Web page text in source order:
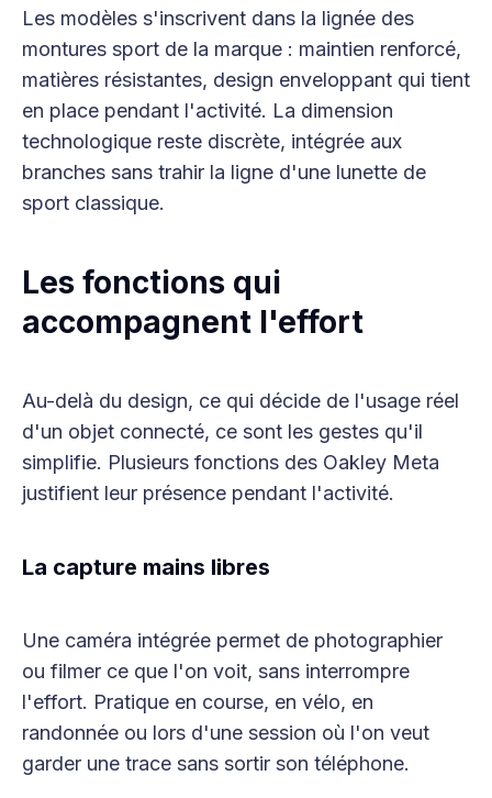
Les modèles s'inscrivent dans la lignée des
montures sport de la marque : maintien renforcé,
matières résistantes, design enveloppant qui tient
en place pendant l'activité. La dimension
technologique reste discrète, intégrée aux
branches sans trahir la ligne d'une lunette de
sport classique.
Les fonctions qui
accompagnent l'effort
Au-delà du design, ce qui décide de l'usage réel
d'un objet connecté, ce sont les gestes qu'il
simplifie. Plusieurs fonctions des Oakley Meta
justifient leur présence pendant l'activité.
La capture mains libres
Une caméra intégrée permet de photographier
ou filmer ce que l'on voit, sans interrompre
l'effort. Pratique en course, en vélo, en
randonnée ou lors d'une session où l'on veut
garder une trace sans sortir son téléphone.